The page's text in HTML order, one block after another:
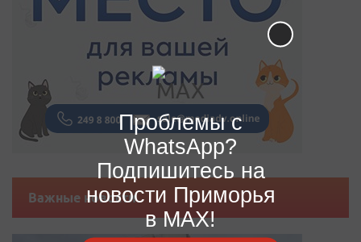
Важные новости
Проблемы с
WhatsApp?
Подпишитесь на
новости Приморья
в MAX!